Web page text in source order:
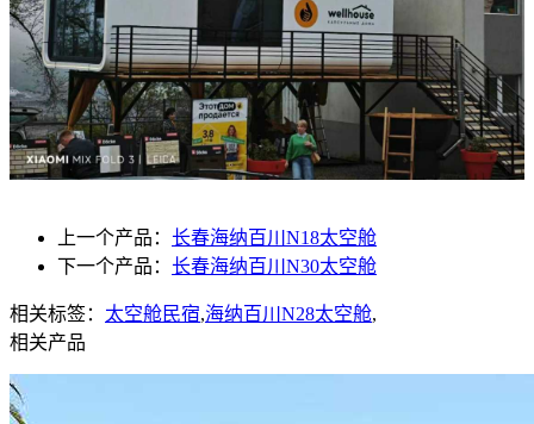
上一个产品： 长春海纳百川N18太空舱
下一个产品： 长春海纳百川N30太空舱
相关标签： 太空舱民宿,海纳百川N28太空舱,
相关产品